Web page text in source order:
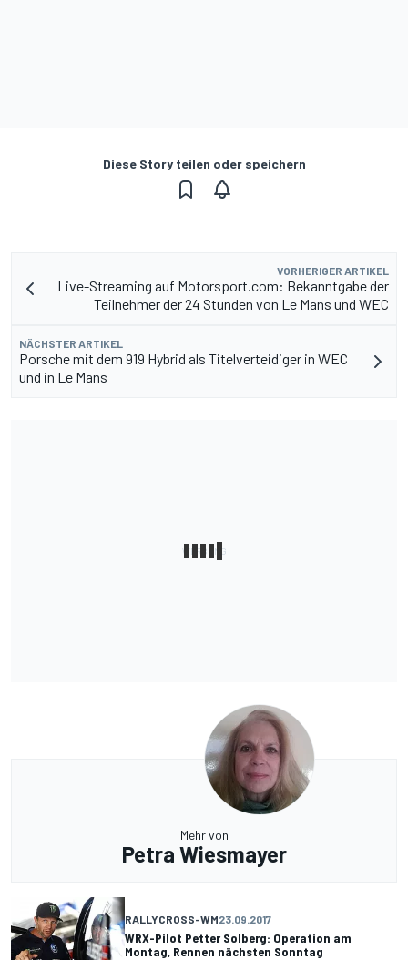
Diese Story teilen oder speichern
VORHERIGER ARTIKEL
Live-Streaming auf Motorsport.com: Bekanntgabe der
Teilnehmer der 24 Stunden von Le Mans und WEC
NÄCHSTER ARTIKEL
Porsche mit dem 919 Hybrid als Titelverteidiger in WEC
und in Le Mans
Mehr von
Petra Wiesmayer
RALLYCROSS-WM23.09.2017
WRX-Pilot Petter Solberg: Operation am
Montag, Rennen nächsten Sonntag